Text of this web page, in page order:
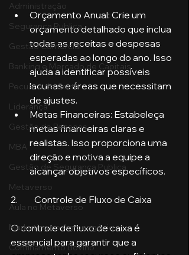
Administração
Segurança Publica
Gestão Comercial
Banking e Mercado de Capitais
Pecuária de Corte
Liderança
Gestão de Pessoas
MBA
Gestão de Segurança Publica
Metaverso
Aula no Metaverso
Marketing no Agronegócio
Confinamento Bovino
Orçamento Anual: Crie um
orçamento detalhado que inclua
todas as receitas e despesas
esperadas ao longo do ano. Isso
ajuda a identificar possíveis
lacunas e áreas que necessitam
de ajustes.
Metas Financeiras: Estabeleça
metas financeiras claras e
realistas. Isso proporciona uma
direção e motiva a equipe a
alcançar objetivos específicos.
2.	Controle de Fluxo de Caixa
O controle de fluxo de caixa é
essencial para garantir que a